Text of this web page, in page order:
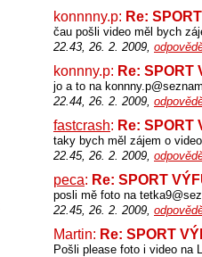
konnnny.p: Re:
čau pošli video měl bych
22.43, 26. 2. 2009,
konnny.p: Re: SPORT
jo a to na
22.44, 26. 2. 2009,
fastcrash: Re: SPORT
taky bych měl zájem o
22.45, 26. 2. 2009,
peca: Re: SPORT
posli mě foto na
22.45, 26. 2. 2009,
Martin: Re: SPORT
Pošli please foto i video na